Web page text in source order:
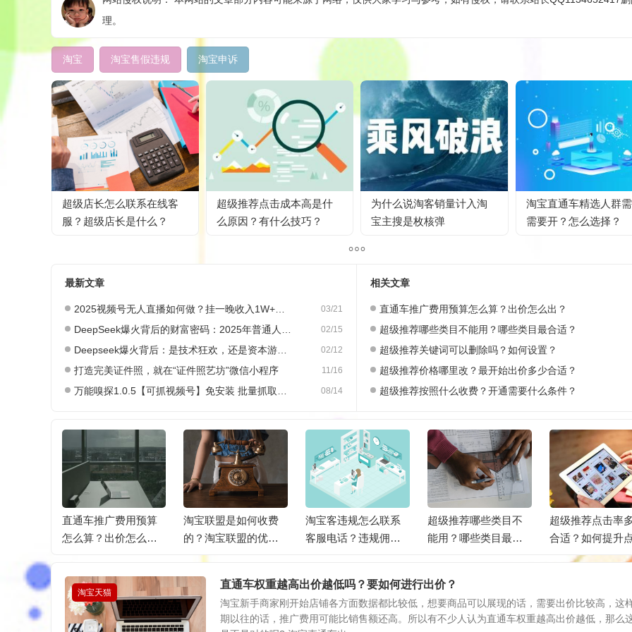
理。
淘宝 淘宝售假违规 淘宝申诉
超级店长怎么联系在线客
服？超级店长是什么？
超级推荐点击成本高是什
么原因？有什么技巧？
为什么说淘客销量计入淘
宝主搜是枚核弹
淘宝直通车精选人群
需要开？怎么选择？
最新文章
03/21
2025视频号无人直播如何做？挂一晚收入1W+，这份教程，小白可做~
02/15
DeepSeek爆火背后的财富密码：2025年普通人如何抓住AI创业风口？
02/12
Deepseek爆火背后：是技术狂欢，还是资本游戏？
11/16
打造完美证件照，就在“证件照艺坊”微信小程序
08/14
万能嗅探1.0.5【可抓视频号】免安装 批量抓取媒体文件
相关文章
直通车推广费用预算怎么算？出价怎么出？
超级推荐哪些类目不能用？哪些类目最合适？
超级推荐关键词可以删除吗？如何设置？
超级推荐价格哪里改？最开始出价多少合适？
超级推荐按照什么收费？开通需要什么条件？
直通车推广费用预算
怎么算？出价怎么
淘宝联盟是如何收费
的？淘宝联盟的优势
是什么？
淘宝客违规怎么联系
客服电话？违规佣金
超级推荐哪些类目不
能用？哪些类目最合
超级推荐点击率
合适？如何提升
淘宝天猫
直通车权重越高出价越低吗？要如何进行出价？
淘宝新手商家刚开始店铺各方面数据都比较低，想要商品可以展现的话，需要出价比较高，这
期以往的话，推广费用可能比销售额还高。所以有不少人认为直通车权重越高出价越低，那么